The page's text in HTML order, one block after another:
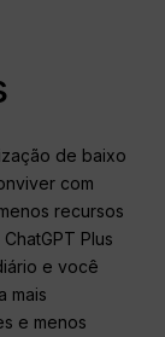
de baixo
com
recursos
Plus
e você
mais
e menos